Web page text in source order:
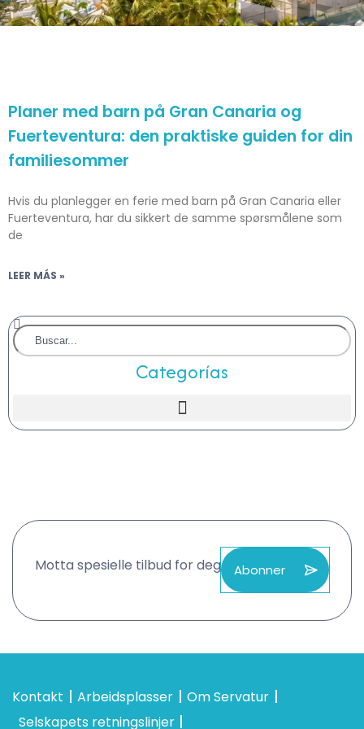
Planer med barn på Gran Canaria og
Fuerteventura: den praktiske guiden for din
familiesommer
Hvis du planlegger en ferie med barn på Gran Canaria eller
Fuerteventura, har du sikkert de samme spørsmålene som
de
LEER MÁS »
Categorías
Motta spesielle tilbud for deg Abonner
Kontakt Arbeidsplasser
Om Servatur
Selskapets retningslinjer